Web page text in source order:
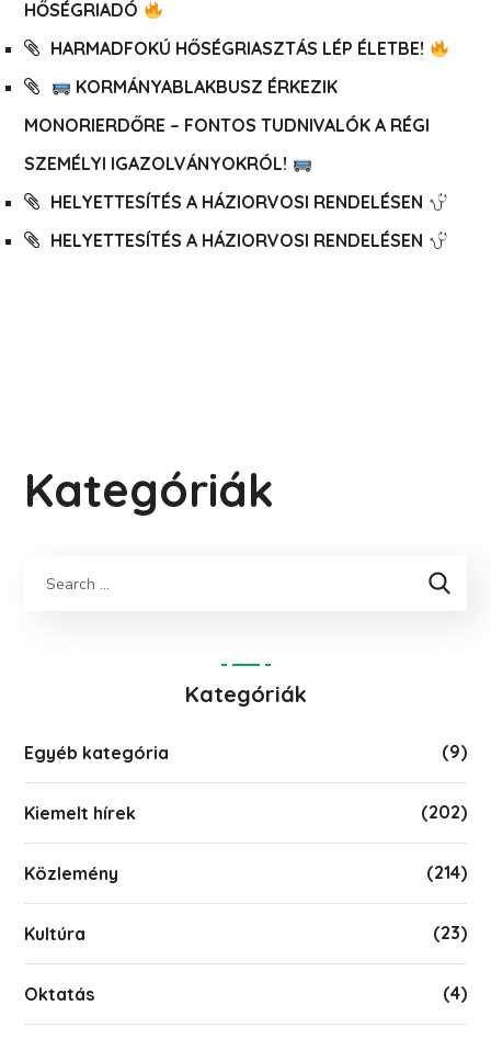
HŐSÉGRIADÓ
HARMADFOKÚ HŐSÉGRIASZTÁS LÉP ÉLETBE!
KORMÁNYABLAKBUSZ ÉRKEZIK
MONORIERDŐRE – FONTOS TUDNIVALÓK A RÉGI
SZEMÉLYI IGAZOLVÁNYOKRÓL!
HELYETTESÍTÉS A HÁZIORVOSI RENDELÉSEN
HELYETTESÍTÉS A HÁZIORVOSI RENDELÉSEN
Kategóriák
Keresés
Kategóriák
Egyéb kategória (9)
Kiemelt hírek (202)
Közlemény (214)
Kultúra (23)
Oktatás (4)